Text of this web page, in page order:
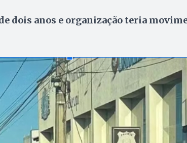
dois anos e organização teria